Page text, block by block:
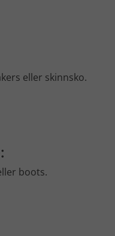
eller skinnsko.
boots.